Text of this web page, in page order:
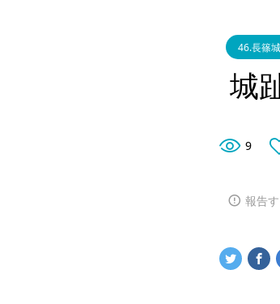
46.長篠城
城
9
報告